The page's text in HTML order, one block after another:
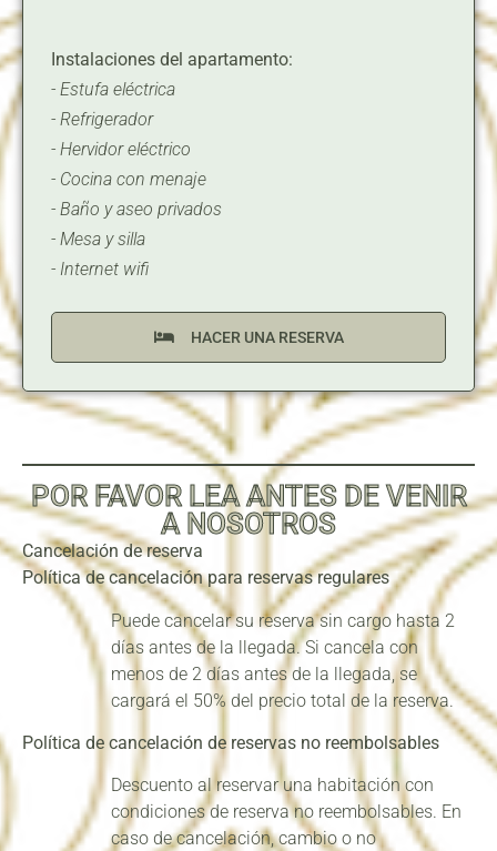
Instalaciones del apartamento:
- Estufa eléctrica
- Refrigerador
- Hervidor eléctrico
- Cocina con menaje
- Baño y aseo privados
- Mesa y silla
- Internet wifi
HACER UNA RESERVA
POR FAVOR LEA ANTES DE VENIR
A NOSOTROS
Cancelación de reserva
Política de cancelación para reservas regulares
Puede cancelar su reserva sin cargo hasta 2
días antes de la llegada. Si cancela con
menos de 2 días antes de la llegada, se
cargará el 50% del precio total de la reserva.
Política de cancelación de reservas no reembolsables
Descuento al reservar una habitación con
condiciones de reserva no reembolsables. En
caso de cancelación, cambio o no